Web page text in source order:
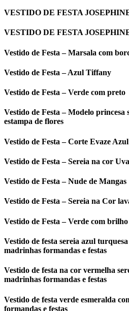
VESTIDO DE FESTA
VESTIDO DE FESTA
Vestido de Festa – Marsala com
Vestido de Festa – Azul Tiffany
Vestido de Festa – Verde com preto
Vestido de Festa – Modelo princesa
estampa de flores
Vestido de Festa – Corte Evaze
Vestido de Festa – Sereia na cor Uva
Vestido de Festa – Nude de Mangas
Vestido de Festa – Sereia na Cor
Vestido de Festa – Verde com
Vestido de festa sereia azul
madrinhas formandas e festas
Vestido de festa na cor vermelha
madrinhas formandas e festas
Vestido de festa verde esmeralda
formandas e festas